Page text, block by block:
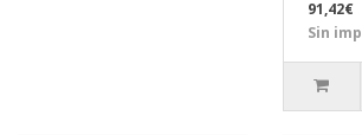
91,42€
Sin